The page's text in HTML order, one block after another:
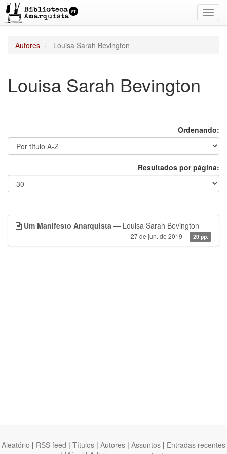
Autores Louisa Sarah Bevington
Louisa Sarah Bevington
Ordenando:
Resultados por página:
Um Manifesto Anarquista — Louisa Sarah Bevington
27 de jun. de 2019 20 pp.
Aleatório | RSS feed | Títulos | Autores | Assuntos | Entradas recentes